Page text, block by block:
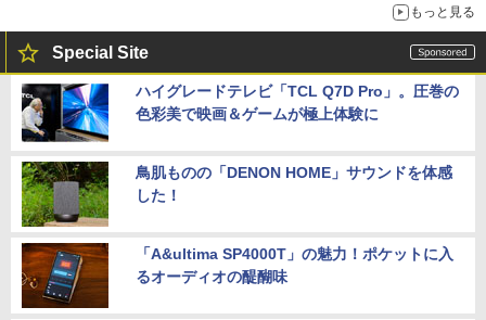
もっと見る
Special Site
ハイグレードテレビ「TCL Q7D Pro」。圧巻の
色彩美で映画＆ゲームが極上体験に
鳥肌ものの「DENON HOME」サウンドを体感
した！
「A&ultima SP4000T」の魅力！ポケットに入
るオーディオの醍醐味